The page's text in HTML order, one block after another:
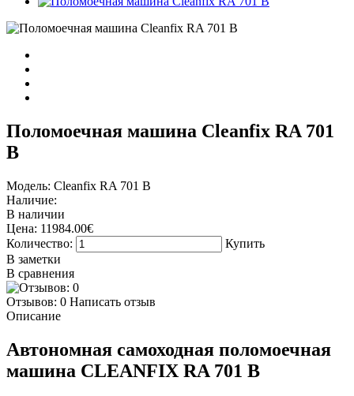
Поломоечная машина Cleanfix RA 701
B
Модель: Cleanfix RA 701 B
Наличие:
В наличии
Цена: 11984.00€
Количество:
Купить
В заметки
В сравнения
Отзывов: 0 Написать отзыв
Описание
Автономная самоходная поломоечная
машина CLEANFIX RA 701 B